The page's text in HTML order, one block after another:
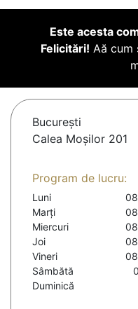
Este acesta
Felicitări! Aă cum
Bucureşti
Calea Moșilor 201
Program de lucru:
Luni
Marți
Miercuri
Joi
Vineri
Sâmbătă
Duminică